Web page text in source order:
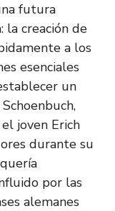
futura
la creación de
a los
esenciales
un
joven Erich
durante su
por las
alemanes